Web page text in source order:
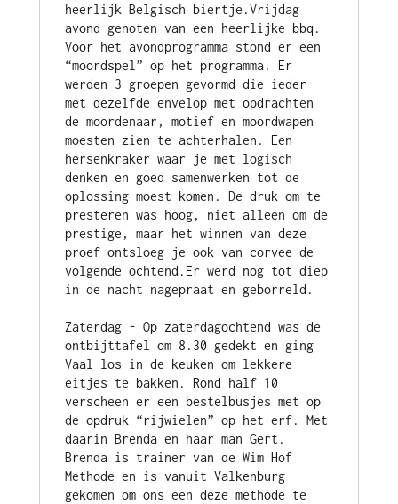
heerlijk Belgisch biertje.Vrijdag
avond genoten van een heerlijke bbq.
Voor het avondprogramma stond er een
“moordspel” op het programma. Er
werden 3 groepen gevormd die ieder
met dezelfde envelop met opdrachten
de moordenaar, motief en moordwapen
moesten zien te achterhalen. Een
hersenkraker waar je met logisch
denken en goed samenwerken tot de
oplossing moest komen. De druk om te
presteren was hoog, niet alleen om de
prestige, maar het winnen van deze
proef ontsloeg je ook van corvee de
volgende ochtend.Er werd nog tot diep
in de nacht nagepraat en geborreld.
Zaterdag - Op zaterdagochtend was de
ontbijttafel om 8.30 gedekt en ging
Vaal los in de keuken om lekkere
eitjes te bakken. Rond half 10
verscheen er een bestelbusjes met op
de opdruk “rijwielen” op het erf. Met
daarin Brenda en haar man Gert.
Brenda is trainer van de Wim Hof
Methode en is vanuit Valkenburg
gekomen om ons een deze methode te